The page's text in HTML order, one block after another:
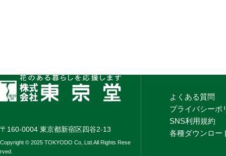
〒160-0004 東京都新宿区四谷2-13
Copyright © 2025 TOKYODO Co,.Ltd.All Rights Rese
rved.
よくある質問
プライバシーポ
SNS利用規約
各種ダウンロー